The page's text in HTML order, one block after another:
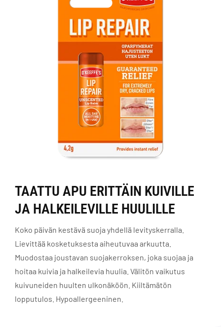
TAATTU APU ERITTÄIN KUIVILLE
JA HALKEILEVILLE HUULILLE
Koko päivän kestävä suoja yhdellä levityskerralla.
Lievittää kosketuksesta aiheutuvaa arkuutta.
Muodostaa joustavan suojakerroksen, joka suojaa ja
hoitaa kuivia ja halkeilevia huulia. Välitön vaikutus
kuivuneiden huulten ulkonäköön. Kiiltämätön
lopputulos. Hypoallergeeninen.